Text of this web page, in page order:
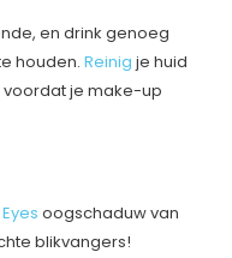
en drink genoeg
houden.Reinig je huid
je make-up
oogschaduw van
blikvangers!